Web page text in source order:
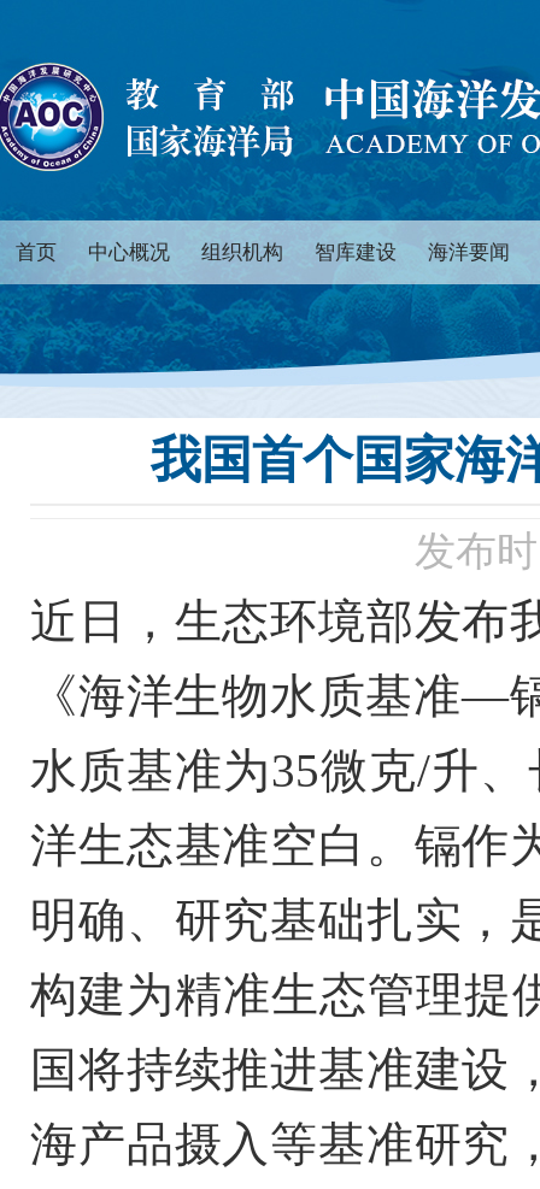
首页 中心概况 组织机构 智库建设 海洋要闻
我国首个国家海
发布
近日
，生态环境部发
《海洋生物水质基准—
水质基准为35微克/升
洋生态基准空白。镉作
明确、研究基础扎实，
构建为精准生态管理提
国将持续推进基准建设
海产品摄入等基准研究